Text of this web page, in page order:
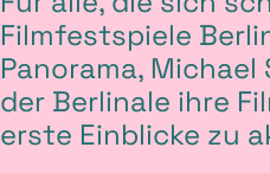
Filmfestspiele
Panorama,
der Berlinale ihre
erste Einblicke zu